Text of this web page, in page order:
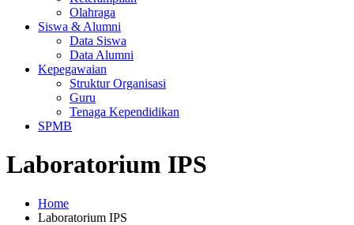
Olahraga
Siswa & Alumni
Data Siswa
Data Alumni
Kepegawaian
Struktur Organisasi
Guru
Tenaga Kependidikan
SPMB
Laboratorium IPS
Home
Laboratorium IPS